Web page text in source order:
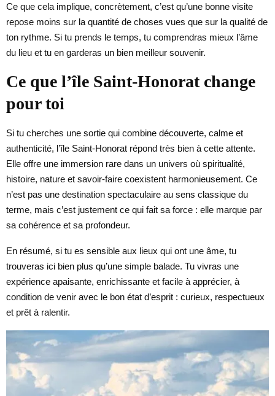
Ce que cela implique, concrètement, c’est qu’une bonne visite
repose moins sur la quantité de choses vues que sur la qualité de
ton rythme. Si tu prends le temps, tu comprendras mieux l’âme
du lieu et tu en garderas un bien meilleur souvenir.
Ce que l’île Saint-Honorat change
pour toi
Si tu cherches une sortie qui combine découverte, calme et
authenticité, l’île Saint-Honorat répond très bien à cette attente.
Elle offre une immersion rare dans un univers où spiritualité,
histoire, nature et savoir-faire coexistent harmonieusement. Ce
n’est pas une destination spectaculaire au sens classique du
terme, mais c’est justement ce qui fait sa force : elle marque par
sa cohérence et sa profondeur.
En résumé, si tu es sensible aux lieux qui ont une âme, tu
trouveras ici bien plus qu’une simple balade. Tu vivras une
expérience apaisante, enrichissante et facile à apprécier, à
condition de venir avec le bon état d’esprit : curieux, respectueux
et prêt à ralentir.